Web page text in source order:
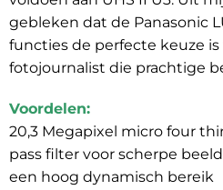
gebleken dat de Panasonic
functies de perfecte keuze
fotojournalist die prachtige
Voordelen:
20,3 Megapixel micro four
pass filter voor scherpe
een hoog dynamisch bereik